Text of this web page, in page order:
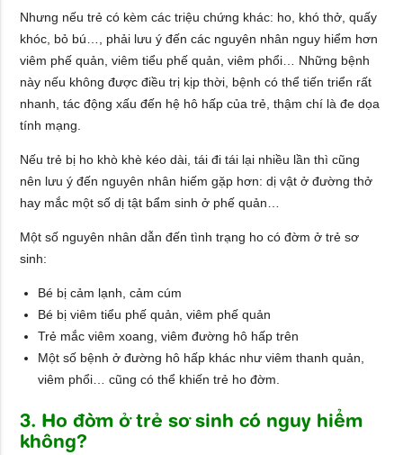
Nhưng nếu trẻ có kèm các triệu chứng khác: ho, khó thở, quấy
khóc, bỏ bú…, phải lưu ý đến các nguyên nhân nguy hiểm hơn
viêm phế quản, viêm tiểu phế quản, viêm phổi… Những bệnh
này nếu không được điều trị kịp thời, bệnh có thể tiến triển rất
nhanh, tác động xấu đến hệ hô hấp của trẻ, thậm chí là đe dọa
tính mạng.
Nếu trẻ bị ho khò khè kéo dài, tái đi tái lại nhiều lần thì cũng
nên lưu ý đến nguyên nhân hiếm gặp hơn: dị vật ở đường thở
hay mắc một số dị tật bẩm sinh ở phế quản…
Một số nguyên nhân dẫn đến tình trạng ho có đờm ở trẻ sơ
sinh:
Bé bị cảm lạnh, cảm cúm
Bé bị viêm tiểu phế quản, viêm phế quản
Trẻ mắc viêm xoang, viêm đường hô hấp trên
Một số bệnh ở đường hô hấp khác như viêm thanh quản,
viêm phổi… cũng có thể khiến trẻ ho đờm.
3. Ho đờm ở trẻ sơ sinh có nguy hiểm
không?